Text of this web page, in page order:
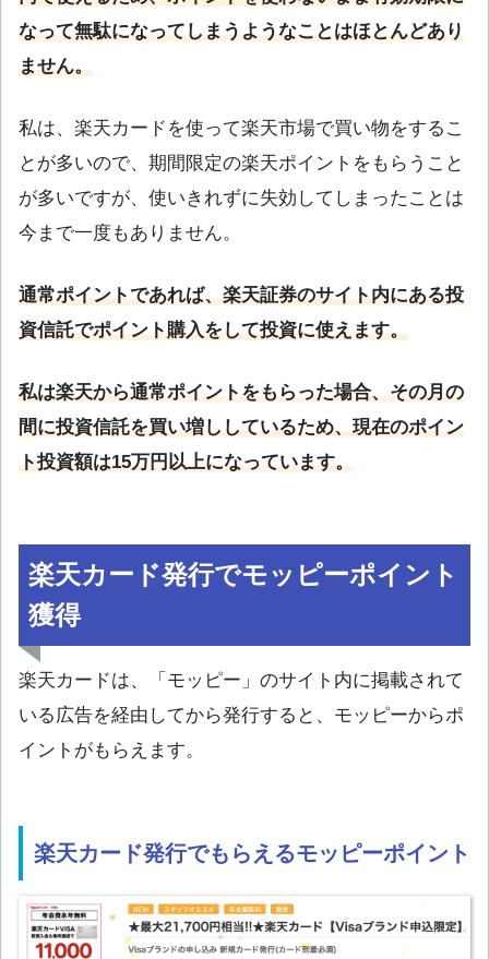
なって無駄になってしまうようなことはほとんどあり
ません。
私は、楽天カードを使って楽天市場で買い物をするこ
とが多いので、期間限定の楽天ポイントをもらうこと
が多いですが、使いきれずに失効してしまったことは
今まで一度もありません。
通常ポイントであれば、楽天証券のサイト内にある投
資信託でポイント購入をして投資に使えます。
私は楽天から通常ポイントをもらった場合、その月の
間に投資信託を買い増ししているため、現在のポイン
ト投資額は15万円以上になっています。
楽天カード発行でモッピーポイント
獲得
楽天カードは、「モッピー」のサイト内に掲載されて
いる広告を経由してから発行すると、モッピーからポ
イントがもらえます。
楽天カード発行でもらえるモッピーポイント